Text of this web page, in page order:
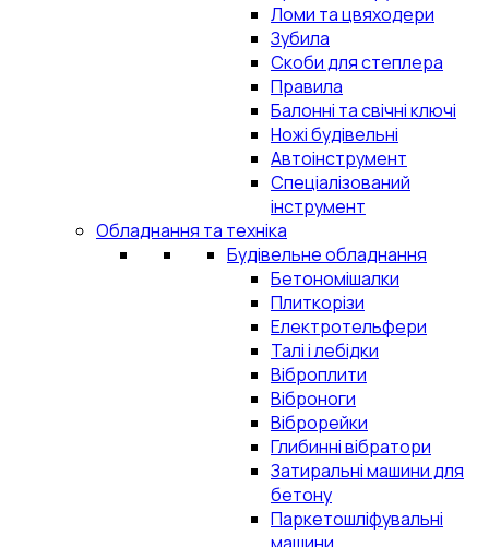
Ломи та цвяходери
Зубила
Скоби для степлера
Правила
Балонні та свічні ключі
Ножі будівельні
Автоінструмент
Спеціалізований
інструмент
Обладнання та техніка
Будівельне обладнання
Бетономішалки
Плиткорізи
Електротельфери
Талі і лебідки
Віброплити
Віброноги
Віброрейки
Глибинні вібратори
Затиральні машини для
бетону
Паркетошліфувальні